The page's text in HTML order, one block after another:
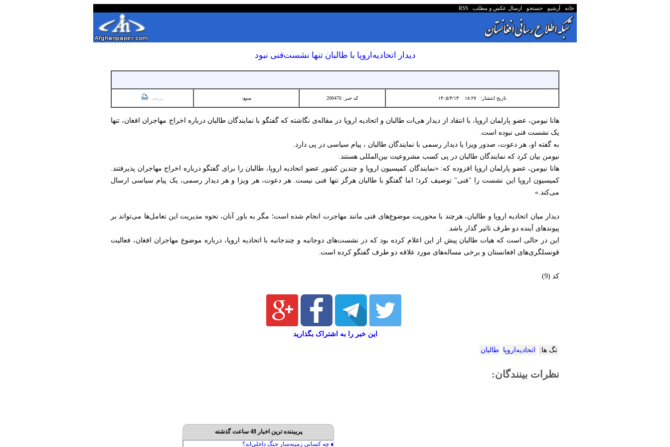
خانه آرشیو جستجو ارسال عکس و مطلب RSS
دیدار اتحادیه‌اروپا با طالبان تنها نشست‌فنی نبود
تاریخ انتشار:۱۸:۲۷ ۱۴۰۵/۴/۱۳ کد خبر: 200476 منبع: پرینت
هانا نیومن، عضو پارلمان اروپا، با انتقاد از دیدار هی‌ات طالبان و اتحادیه اروپا در مقاله‌ی نگاشته که گفتگو با نمایندگان طالبان درباره اخراج مهاجران افغان، تنها
یک نشست فنی نبوده است.
به گفته او، هر دعوت، صدور ویزا یا دیدار رسمی با نمایندگان طالبان ، پیام سیاسی در پی دارد.
نیومن بیان کرد که نمایندگان طالبان در پی کسب مشروعیت بین‌المللی هستند.
هانا نیومن، عضو پارلمان اروپا افزوده که: «نمایندگان کمیسیون اروپا و چندین کشور عضو اتحادیه اروپا، طالبان را برای گفتگو درباره اخراج مهاجران پذیرفتند.
کمیسیون اروپا این نشست را "فنی" توصیف کرد؛ اما گفتگو با طالبان هرگز تنها فنی نیست. هر دعوت، هر ویزا و هر دیدار رسمی، یک پیام سیاسی ارسال
می‌کند.»
دیدار میان اتحادیه اروپا و طالبان، هرچند با محوریت موضوع‌های فنی مانند مهاجرت انجام شده است؛ مگر به باور آنان، نحوه مدیریت این تعامل‌ها می‌تواند بر
پیوند‌های آینده دو طرف تاثیر گذار باشد.
این در حالی است که هیات طالبان پیش از این اعلام کرده بود که در نشست‌های دوجانبه و چندجانبه با اتحادیه اروپا، درباره موضوع مهاجران افغان، فعالیت
قونسلگری‌های افغانستان و برخی مساله‌های مورد علاقه دو طرف گفتگو کرده است.
کد (9)
این خبر را به اشتراک بگذارید
تگ ها: اتحادیه‌اروپا طالبان
نظرات بینندگان:
پربیننده ترین اخبار 48 ساعت گذشته